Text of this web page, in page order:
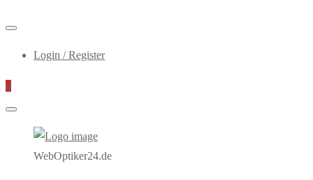
Login / Register
0
WebOptiker24.de